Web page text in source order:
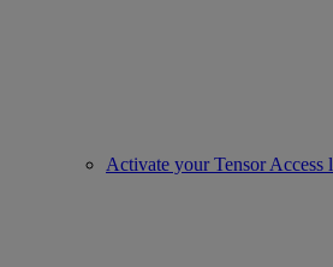
Activate your Tensor Access